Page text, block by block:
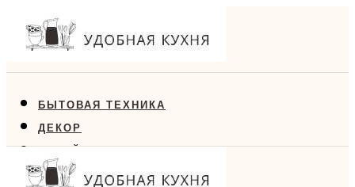
БЫТОВАЯ ТЕХНИКА
ДЕКОР
ДИЗАЙН
ЕДА